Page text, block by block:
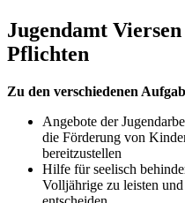
Jugendamt Viersen
Pflichten
Zu den verschiedenen
Angebote der
die Förderung von
bereitzustellen
Hilfe für seelisch
Volljährige zu leisten